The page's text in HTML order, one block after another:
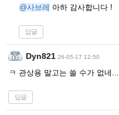
@사브레 아하 감사합니다 !
답글
Dyn821 26-05-17 12:50
ㅋ 관상용 말고는 쓸 수가 없네
답글